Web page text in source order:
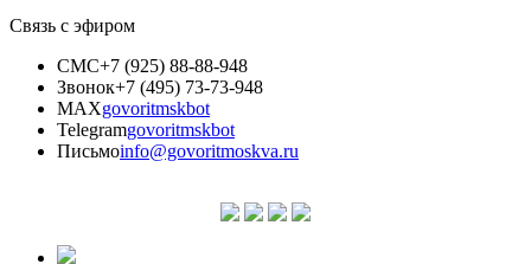
Связь с эфиром
СМС+7 (925) 88-88-948
Звонок+7 (495) 73-73-948
MAXgovoritmskbot
Telegramgovoritmskbot
Письмоinfo@govoritmoskva.ru